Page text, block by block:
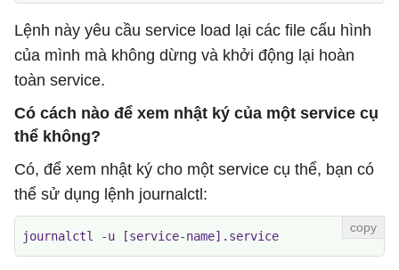
Lệnh này yêu cầu service load lại các file cấu hình
của mình mà không dừng và khởi động lại hoàn
toàn service.
Có cách nào để xem nhật ký của một service cụ
thể không?
Có, để xem nhật ký cho một service cụ thể, bạn có
thể sử dụng lệnh journalctl:
journalctl -u [service-name].service